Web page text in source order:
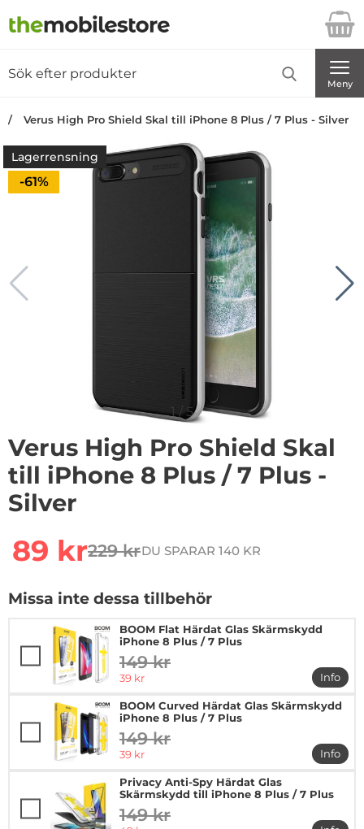
Startsidan för Danira Telecom AB
Meny
Verus High Pro Shield Skal till iPhone 8 Plus / 7 Plus - Silver
Lagerrensning
Priset är nedsatt med
-61%
1/5
Verus High Pro Shield Skal
till iPhone 8 Plus / 7 Plus -
Silver
rea pris
89 krtidigare pris
229 krDU SPARAR 140 KR
Missa inte dessa tillbehör
BOOM Flat Härdat Glas Skärmskydd
iPhone 8 Plus / 7 Plus
tidigare pris
149 kr
rea pris
39 kr
Info
mer
BOOM Curved Härdat Glas Skärmskydd
iPhone 8 Plus / 7 Plus
tidigare pris
149 kr
rea pris
39 kr
Info
mer
Privacy Anti-Spy Härdat Glas
Skärmskydd till iPhone 8 Plus / 7 Plus
tidigare pris
149 kr